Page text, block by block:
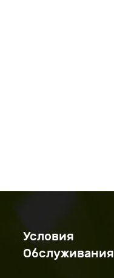
Условия
Обслуживания